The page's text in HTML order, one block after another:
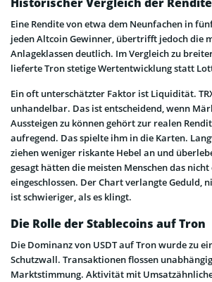
Eine Rendite von etwa dem Neunfachen in
jeden Altcoin Gewinner, übertrifft jedoch die
Anlageklassen deutlich. Im Vergleich zu
lieferte Tron stetige Wertentwicklung statt
Ein oft unterschätzter Faktor ist Liquidität.
unhandelbar. Das ist entscheidend, wenn
Aussteigen zu können gehört zur realen
aufregend. Das spielte ihm in die Karten.
ziehen weniger riskante Hebel an und
gesagt hätten die meisten Menschen das
eingeschlossen. Der Chart verlangte Geduld,
ist schwieriger, als es klingt.
Die Rolle der Stablecoins auf Tron
Die Dominanz von USDT auf Tron wurde zu
Schutzwall. Transaktionen flossen
Marktstimmung. Aktivität mit